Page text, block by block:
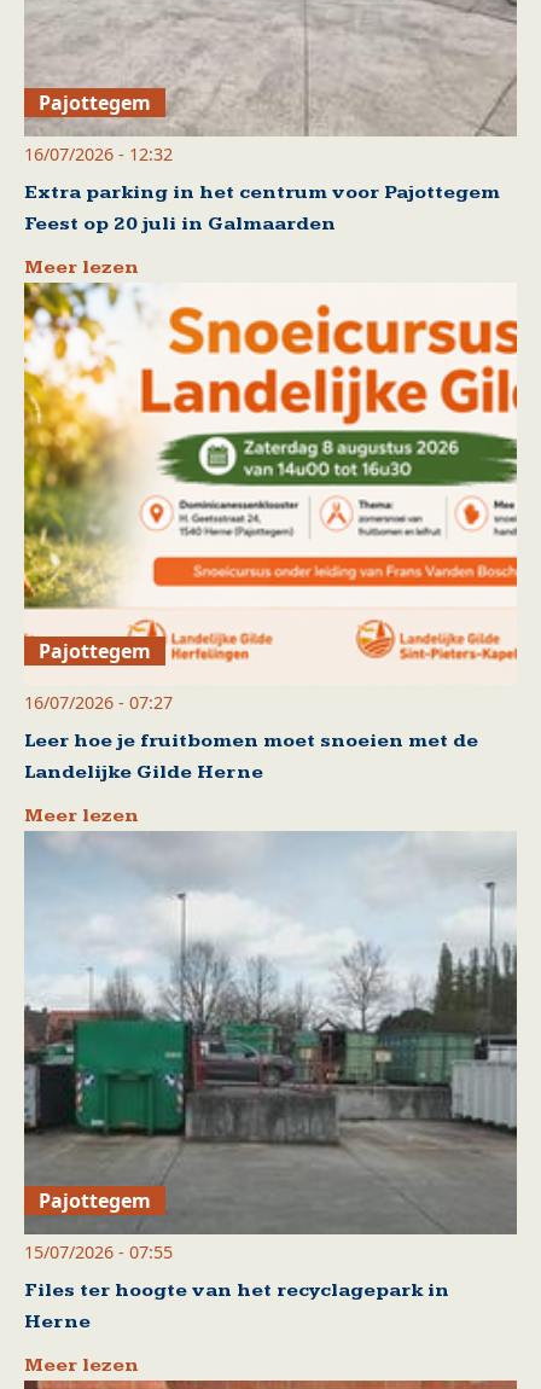
Pajottegem
16/07/2026 - 12:32
Extra parking in het centrum voor Pajottegem
Feest op 20 juli in Galmaarden
Meer lezen
Pajottegem
16/07/2026 - 07:27
Leer hoe je fruitbomen moet snoeien met de
Landelijke Gilde Herne
Meer lezen
Pajottegem
15/07/2026 - 07:55
Files ter hoogte van het recyclagepark in
Herne
Meer lezen